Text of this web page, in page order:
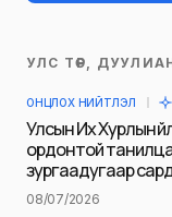
Таны имэйл
тэмдэглэсэн
Name
УЛС ТӨР,
ОНЦЛОХ НИЙТЛЭЛ
Улсын Их Хурлын
ордонтой
зургаадугаар
08/07/2026